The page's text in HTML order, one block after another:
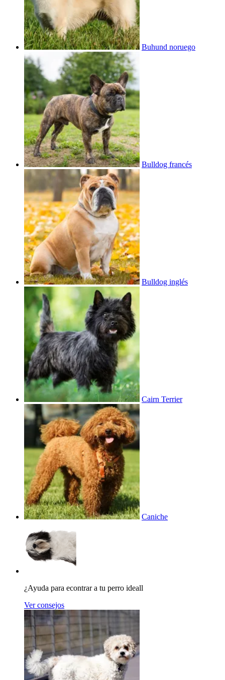
Buhund noruego
Bulldog francés
Bulldog inglés
Cairn Terrier
Caniche
¿Ayuda para econtrar a tu perro ideall
Ver consejos